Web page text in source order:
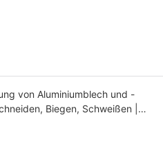
von Aluminiumblech und -
Biegen, Schweißen |